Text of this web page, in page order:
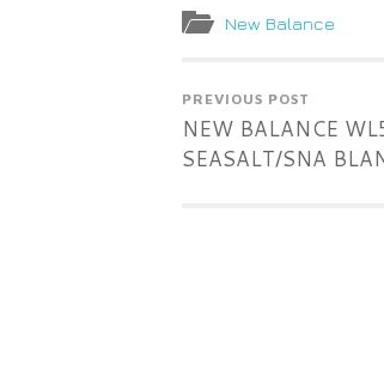
New Balance
PREVIOUS POST
NEW BALANCE
SEASALT/SNA